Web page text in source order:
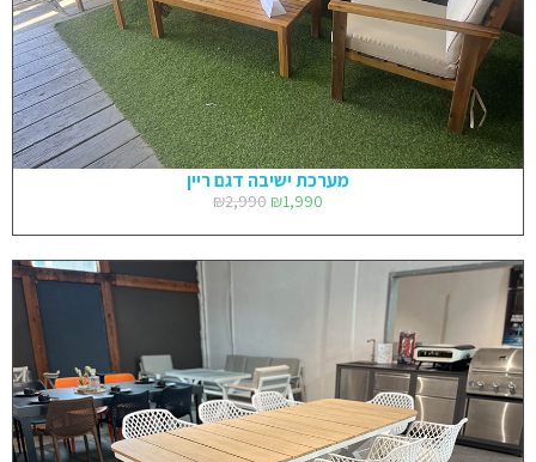
מערכת ישיבה דגם ריין
₪2,990 ₪1,990